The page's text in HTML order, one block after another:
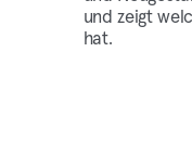
und zeigt
hat.